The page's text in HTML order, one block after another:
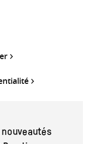
nouveautés